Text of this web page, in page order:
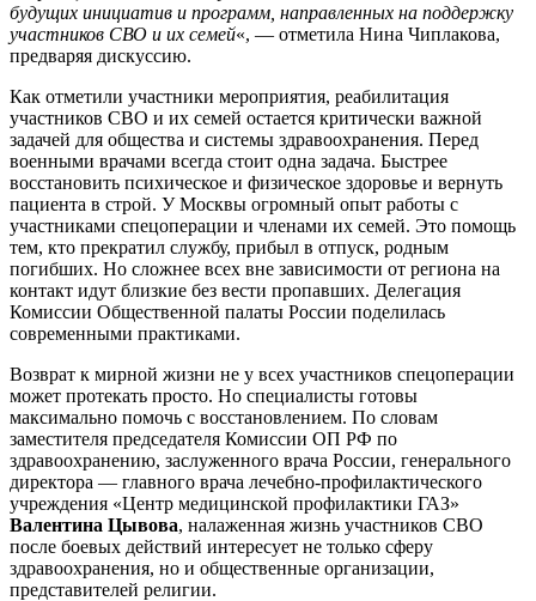
будущих инициатив и программ, направленных на поддержку
участников СВО и их семей«, — отметила Нина Чиплакова,
предваряя дискуссию.
Как отметили участники мероприятия, реабилитация
участников СВО и их семей остается критически важной
задачей для общества и системы здравоохранения. Перед
военными врачами всегда стоит одна задача. Быстрее
восстановить психическое и физическое здоровье и вернуть
пациента в строй. У Москвы огромный опыт работы с
участниками спецоперации и членами их семей. Это помощь
тем, кто прекратил службу, прибыл в отпуск, родным
погибших. Но сложнее всех вне зависимости от региона на
контакт идут близкие без вести пропавших. Делегация
Комиссии Общественной палаты России поделилась
современными практиками.
Возврат к мирной жизни не у всех участников спецоперации
может протекать просто. Но специалисты готовы
максимально помочь с восстановлением. По словам
заместителя председателя Комиссии ОП РФ по
здравоохранению, заслуженного врача России, генерального
директора — главного врача лечебно-профилактического
учреждения «Центр медицинской профилактики ГАЗ»
Валентина Цывова, налаженная жизнь участников СВО
после боевых действий интересует не только сферу
здравоохранения, но и общественные организации,
представителей религии.